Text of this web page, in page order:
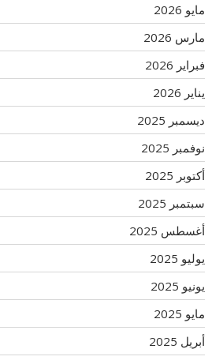
مايو 2026
مارس 2026
فبراير 2026
يناير 2026
ديسمبر 2025
نوفمبر 2025
أكتوبر 2025
سبتمبر 2025
أغسطس 2025
يوليو 2025
يونيو 2025
مايو 2025
أبريل 2025